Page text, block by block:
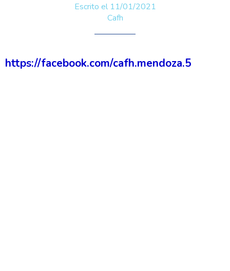
Escrito el 11/01/2021
Cafh
https://facebook.com/cafh.mendoza.5